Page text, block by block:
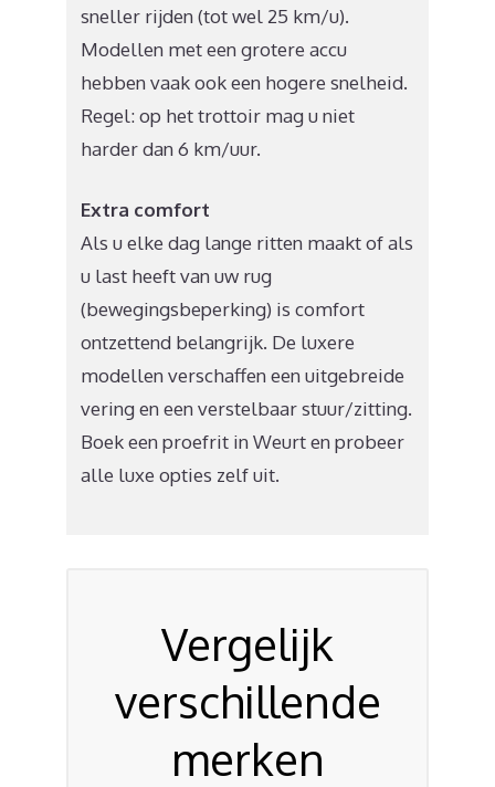
sneller rijden (tot wel 25 km/u).
Modellen met een grotere accu
hebben vaak ook een hogere snelheid.
Regel: op het trottoir mag u niet
harder dan 6 km/uur.
Extra comfort
Als u elke dag lange ritten maakt of als
u last heeft van uw rug
(bewegingsbeperking) is comfort
ontzettend belangrijk. De luxere
modellen verschaffen een uitgebreide
vering en een verstelbaar stuur/zitting.
Boek een proefrit in Weurt en probeer
alle luxe opties zelf uit.
Vergelijk
verschillende
merken